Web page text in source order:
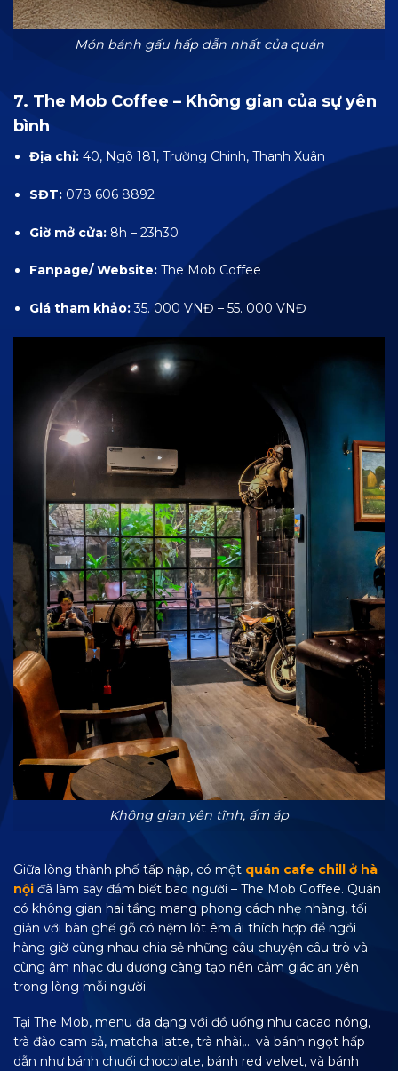
Món bánh gấu hấp dẫn nhất của quán
7. The Mob Coffee – Không gian của sự yên
bình
Địa chỉ:40, Ngõ 181, Trường Chinh, Thanh Xuân
SĐT: 078 606 8892
Giờ mở cửa: 8h – 23h30
Fanpage/ Website:The Mob Coffee
Giá tham khảo:35. 000 VNĐ – 55. 000 VNĐ
Không gian yên tĩnh, ấm áp
Giữa lòng thành phố tấp nập, có một quán cafe chill ở hà
nội đã làm say đắm biết bao người – The Mob Coffee. Quán
có không gian hai tầng mang phong cách nhẹ nhàng, tối
giản với bàn ghế gỗ có nệm lót êm ái thích hợp để ngồi
hàng giờ cùng nhau chia sẻ những câu chuyện câu trò và
cùng âm nhạc du dương càng tạo nên cảm giác an yên
trong lòng mỗi người.
Tại The Mob, menu đa dạng với đồ uống như cacao nóng,
trà đào cam sả, matcha latte, trà nhài,… và bánh ngọt hấp
dẫn như bánh chuối chocolate, bánh red velvet, và bánh